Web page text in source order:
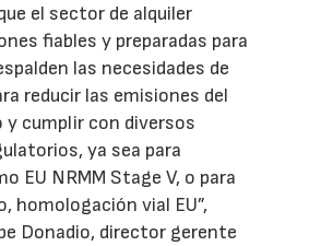
el sector de alquiler
fiables y preparadas para
las necesidades de
reducir las emisiones del
cumplir con diversos
ya sea para
EU NRMM Stage V, o para
homologación vial EU”,
Donadio, director gerente